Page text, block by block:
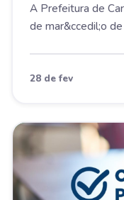
A Prefeitura de
de mar&ccedil;o
28 de fev